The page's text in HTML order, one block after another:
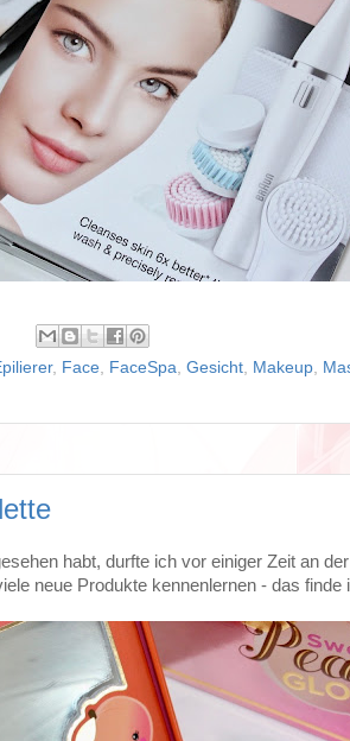
, Face, FaceSpa, Gesicht, Makeup,
habt, durfte ich vor einiger Zeit an
neue Produkte kennenlernen - das